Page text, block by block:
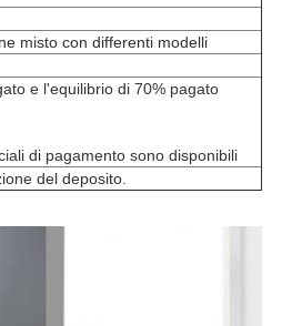
misto con differenti modelli
e l'equilibrio di 70% pagato
di pagamento sono disponibili
del deposito.